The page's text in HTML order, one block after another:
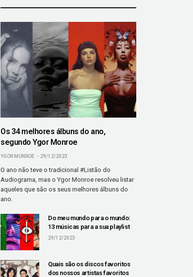
Os 34 melhores álbuns do ano,
segundo Ygor Monroe
YGOR MONROE 29/12/2023
O ano não teve o tradicional #Listão do
Audiograma, mas o Ygor Monroe resolveu listar
aqueles que são os seus melhores álbuns do
ano.
Do meu mundo para o mundo:
13 músicas para a sua playlist
29/12/2023
Quais são os discos favoritos
dos nossos artistas favoritos